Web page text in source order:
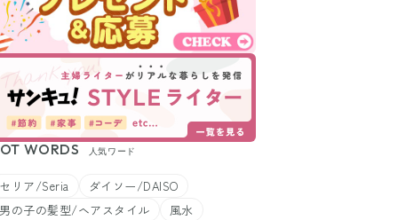
WORDS 人気ワード
セリア/Seria
ダイソー/DAISO
男の子の髪型/ヘアスタイル
風水